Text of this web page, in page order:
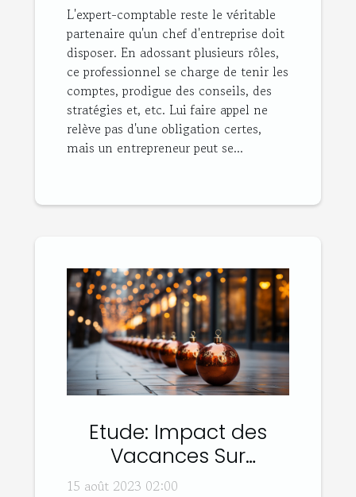
L'expert-comptable reste le véritable
partenaire qu'un chef d'entreprise doit
disposer. En adossant plusieurs rôles,
ce professionnel se charge de tenir les
comptes, prodigue des conseils, des
stratégies et, etc. Lui faire appel ne
relève pas d'une obligation certes,
mais un entrepreneur peut se...
Etude: Impact des
Vacances Sur
l'Economie Locale
15 août 2023 02:00